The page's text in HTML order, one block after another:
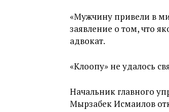
«Мужчину привели в
заявление о том, что
адвокат.
«Клоопу» не удалось
Начальник главного
Мырзабек Исмаилов